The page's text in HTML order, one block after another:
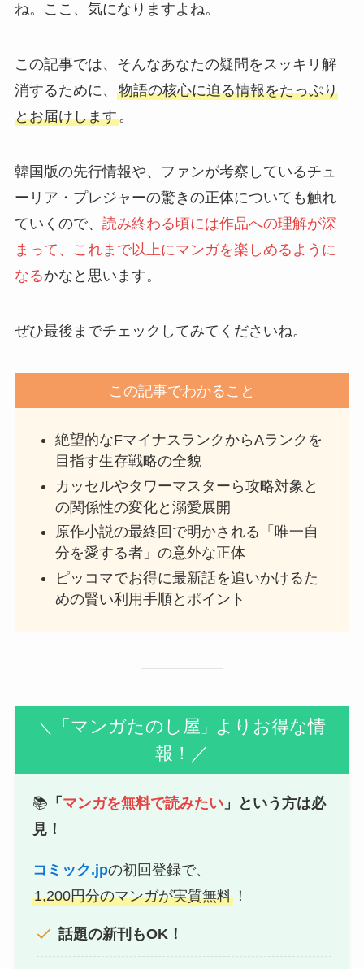
ね。ここ、気になりますよね。
この記事では、そんなあなたの疑問をスッキリ解
消するために、 物語の核心に迫る情報をたっぷり
とお届けします。
韓国版の先行情報や、ファンが考察しているチュ
ーリア・プレジャーの驚きの正体についても触れ
ていくので、 読み終わる頃には作品への理解が深
まって、これまで以上にマンガを楽しめるように
なるかなと思います。
ぜひ最後までチェックしてみてくださいね。
この記事でわかること
絶望的なFマイナスランクからAランクを
目指す生存戦略の全貌
カッセルやタワーマスターら攻略対象と
の関係性の変化と溺愛展開
原作小説の最終回で明かされる「唯一自
分を愛する者」の意外な正体
ピッコマでお得に最新話を追いかけるた
めの賢い利用手順とポイント
＼ 「マンガたのし屋 」 よりお得な情
報！／
📚 「 マンガを無料で読みたい 」という方は必
見！
コミック.jpの初回登録で、
1,200円分のマンガが実質無料 ！
話題の新刊もOK！